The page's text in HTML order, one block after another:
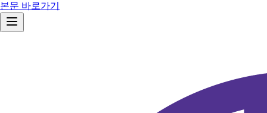
본문 바로가기